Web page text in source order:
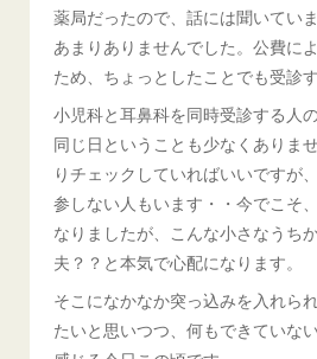
薬局だったので、話には聞いてい
あまりありませんでした。公費に
ため、ちょっとしたことでも受診
小児科と耳鼻科を同時受診する人
同じ日ということも少なくありま
りチェックしていればいいですが
参しない人もいます・・今でこそ
なりましたが、こんな小さなうち
夫？？と本気で心配になります。
そこになかなか突っ込みを入れら
たいと思いつつ、何もできていな